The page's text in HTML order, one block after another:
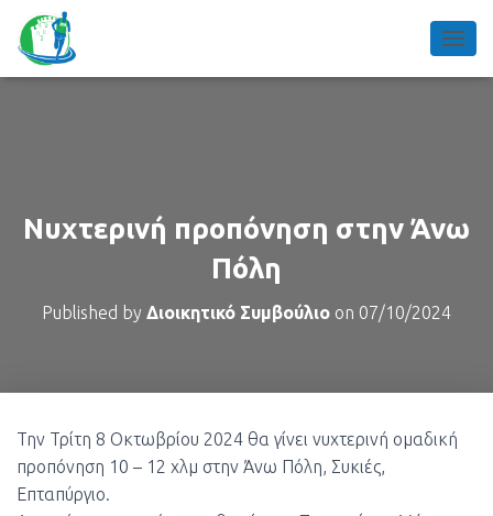
Νυχτερινή προπόνηση στην Άνω
Πόλη
Published by Διοικητικό Συμβούλιο on 07/10/2024
Την Τρίτη 8 Οκτωβρίου 2024 θα γίνει νυχτερινή ομαδική
προπόνηση 10 – 12 χλμ στην Άνω Πόλη, Συκιές,
Επταπύργιο.